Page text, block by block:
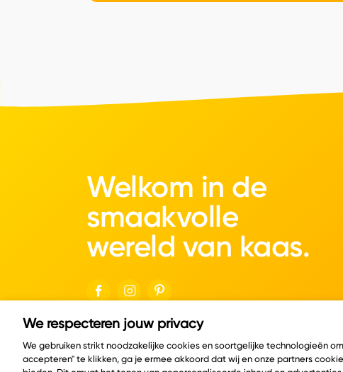
Welkom in de
smaakvolle
wereld van kaas.
© Copyright 2026 Velder
We respecteren jouw privacy
We gebruiken strikt noodzakelijke cookies en soortgelijke technologieën
accepteren" te klikken, ga je ermee akkoord dat wij en onze partners